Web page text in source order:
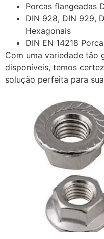
Porcas flangeadas
DIN 928, DIN 929,
Hexagonais
DIN EN 14218
Com uma variedade tão
disponíveis, temos
solução perfeita para